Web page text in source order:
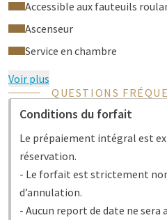
Accessible aux fauteuils
Ascenseur
Service en chambre
Voir plus
QUESTIONS
Conditions du forfait
Le prépaiement intégral est
réservation.
- Le forfait est strictement
d’annulation.
- Aucun report de date ne sera